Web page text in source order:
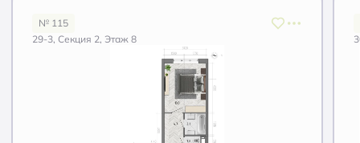
№ 115
29-3, Секция 2, Этаж 8